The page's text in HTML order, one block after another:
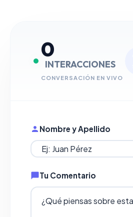
0
INTERACCIONES
CONVERSACIÓN EN VIVO
Nombre y Apellido
Tu Comentario